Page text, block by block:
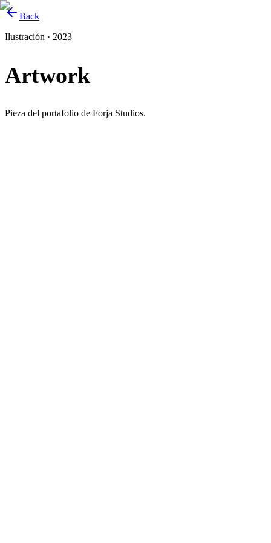
Back
Ilustración · 2023
Artwork
Pieza del portafolio de Forja Studios.